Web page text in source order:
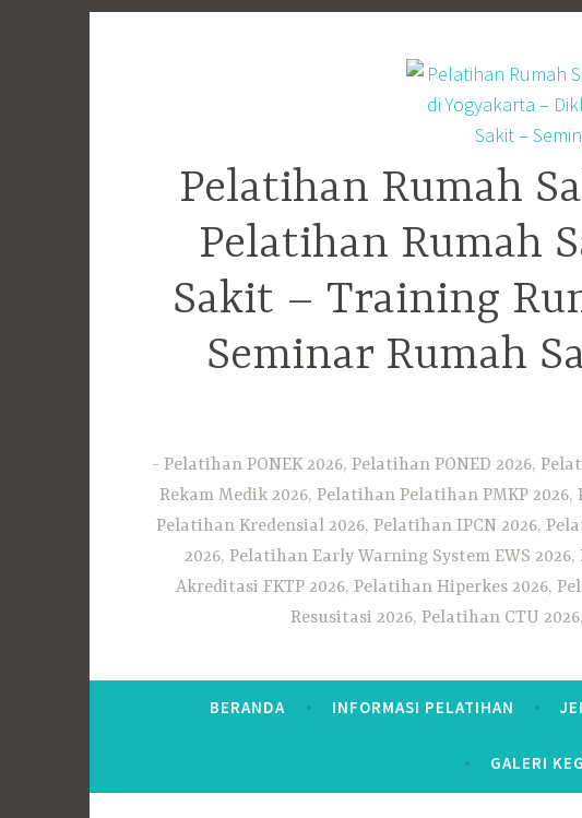
Skip
Pelatihan Rumah
Pelatihan Rumah
Sakit – Training
Seminar Rumah
Pelatihan PONEK 2026, Pelatihan PONED 2026,
Rekam Medik 2026, Pelatihan Pelatihan PMKP
Pelatihan Kredensial 2026, Pelatihan IPCN 2026,
2026, Pelatihan Early Warning System EWS
Akreditasi FKTP 2026, Pelatihan Hiperkes 2026,
Resusitasi 2026, Pelatihan CTU
BERANDA INFORMASI PELATIHAN
GALERI